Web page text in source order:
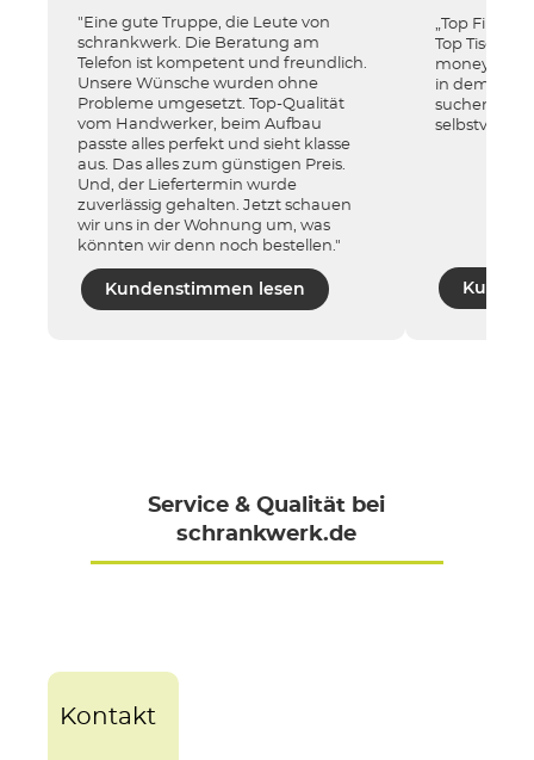
"Eine gute Truppe, die Leute von
schrankwerk. Die Beratung am
Telefon ist kompetent und freundlich.
Unsere Wünsche wurden ohne
Probleme umgesetzt. Top-Qualität
vom Handwerker, beim Aufbau
passte alles perfekt und sieht klasse
aus. Das alles zum günstigen Preis.
Und, der Liefertermin wurde
zuverlässig gehalten. Jetzt schauen
wir uns in der Wohnung um, was
könnten wir denn noch bestellen."
Kundenstimmen lesen
„Top Firma!
Top
money. Wir
in dem wir
suchen.
Service & Qualität bei
schrankwerk.de
Kontakt